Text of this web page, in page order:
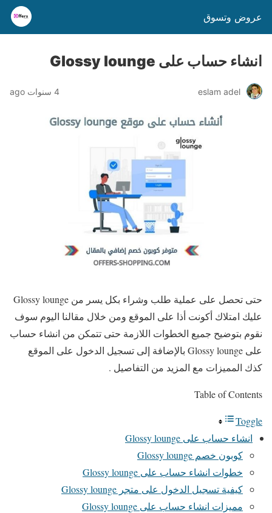
عروض وتسوق
انشاء حساب على Glossy lounge
eslam adel 4 سنوات ago
حتى تحصل على عملية طلب وشراء بكل يسر من Glossy lounge
عليك امتلاك أكونت أذا على الموقع ومن خلال مقالنا اليوم سوف
نقوم بتوضيح جميع الخطوات اللازمة حتى تتمكن من انشاء حساب
على Glossy lounge بالإضافة إلى تسجيل الدخول على الموقع
كذك المميزات مع المزيد من التفاصيل .
Table of Contents
Toggle
انشاء حساب على Glossy lounge
كوبون خصم Glossy lounge
خطوات انشاء حساب على Glossy lounge
كيفية تسجيل الدخول على متجر Glossy lounge
مميزات انشاء حساب على Glossy lounge